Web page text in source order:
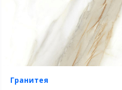
Гранитея